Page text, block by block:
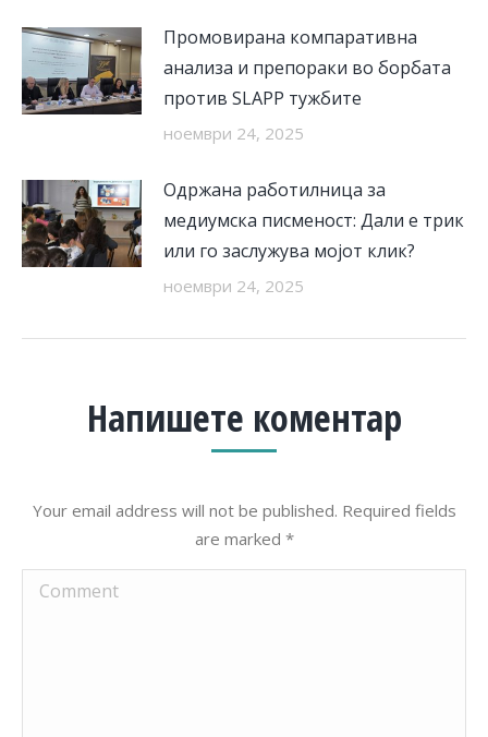
Промовирана компаративна
анализа и препораки во борбата
против SLAPP тужбите
ноември 24, 2025
Одржана работилница за
медиумска писменост: Дали е трик
или го заслужува мојот клик?
ноември 24, 2025
Напишете коментар
Your email address will not be published. Required fields
are marked *
Comment